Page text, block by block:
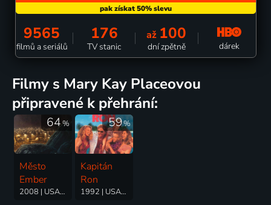
9565
filmů a seriálů
176
TV stanic
až 100
dní zpětně dárek
filmy s Mary Kay Placeovou
připravené k přehrání:
64%
Město
Ember
2008 | USA | Dobrodružný, Fantasy, Rodinný, Science Fiction
59%
Kapitán
Ron
1992 | USA | Dobrodružný, Komedie